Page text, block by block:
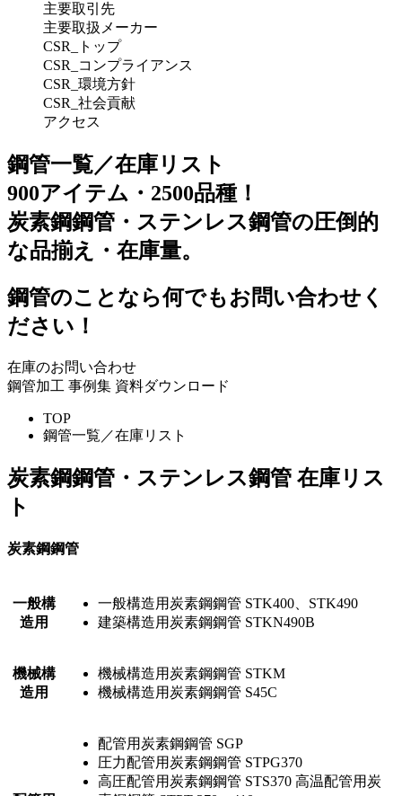
主要取引先
主要取扱メーカー
CSR_トップ
CSR_コンプライアンス
CSR_環境方針
CSR_社会貢献
アクセス
鋼管一覧／在庫リスト
900アイテム・2500品種！
炭素鋼鋼管・ステンレス鋼管の圧倒的
な品揃え・在庫量。
鋼管のことなら何でもお問い合わせく
ださい！
在庫のお問い合わせ
鋼管加工 事例集 資料ダウンロード
TOP
鋼管一覧／在庫リスト
炭素鋼鋼管・ステンレス鋼管 在庫リス
ト
炭素鋼鋼管
一般構
造用
一般構造用炭素鋼鋼管 STK400、STK490
建築構造用炭素鋼鋼管 STKN490B
機械構
造用
機械構造用炭素鋼鋼管 STKM
機械構造用炭素鋼鋼管 S45C
配管用炭素鋼鋼管 SGP
圧力配管用炭素鋼鋼管 STPG370
高圧配管用炭素鋼鋼管 STS370 高温配管用炭